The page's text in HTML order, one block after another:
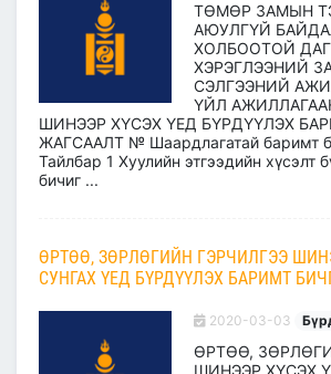
ТӨМӨР ЗАМЫН
АЮУЛГҮЙ
ХОЛБООТОЙ
ХЭРЭГЛЭЭНИЙ
СЭЛГЭЭНИЙ
ҮЙЛ
ШИНЭЭР ХҮСЭХ ҮЕД БҮРДҮҮЛЭХ
ЖАГСААЛТ № Шаардлагатай баримт
Тайлбар 1 Хуулийн этгээдийн хүсэлт
бичиг ...
ӨРТӨӨ, ЗӨРЛӨГИЙН ГЭРЧИЛГЭЭ
СУНГАХ ҮЕД БҮРДҮҮЛЭХ БАРИМТ
2020-03-03
ӨРТӨӨ,
ШИНЭЭР ХҮСЭХ